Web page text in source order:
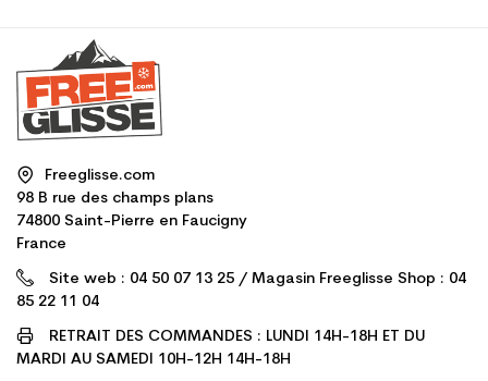
Freeglisse.com
98 B rue des champs plans
74800 Saint-Pierre en Faucigny
France
Site web : 04 50 07 13 25 / Magasin Freeglisse Shop : 04
85 22 11 04
RETRAIT DES COMMANDES : LUNDI 14H-18H ET DU
MARDI AU SAMEDI 10H-12H 14H-18H